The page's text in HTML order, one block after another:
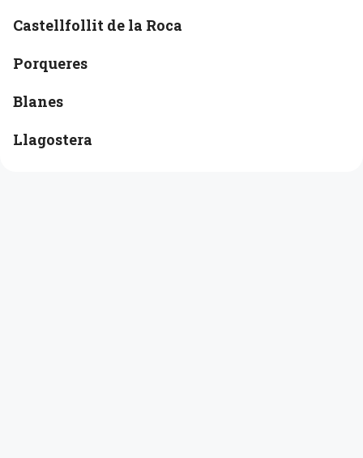
Castellfollit de la Roca
Porqueres
Blanes
Llagostera